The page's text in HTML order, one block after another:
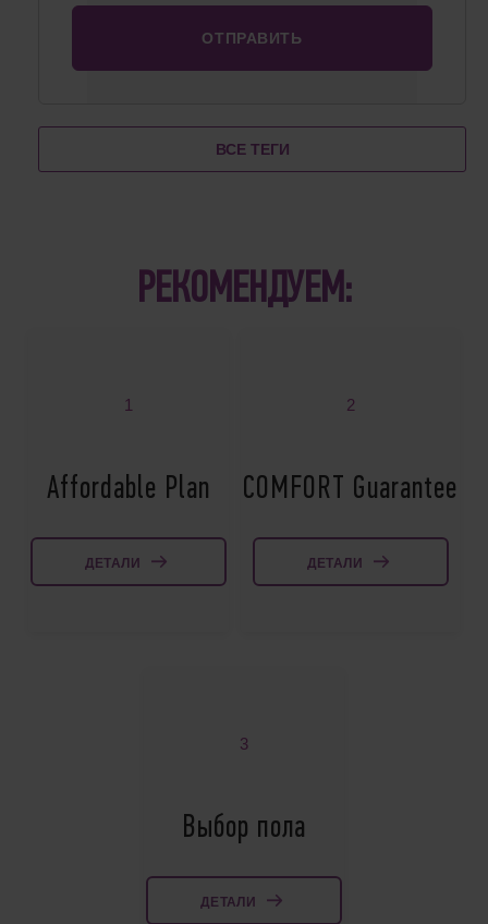
ВСЕ ТЕГИ
РЕКОМЕНДУЕМ:
1
Affordable Plan
ДЕТАЛИ
2
COMFORT Guarantee
ДЕТАЛИ
3
Выбор пола
ДЕТАЛИ